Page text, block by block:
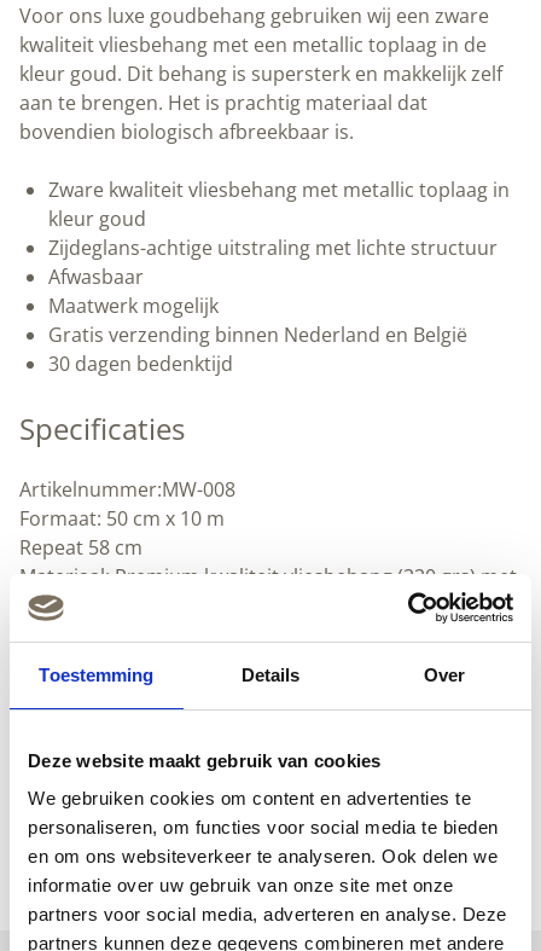
Toestemming Details Over
Deze website maakt gebruik van cookies
We gebruiken cookies om content en advertenties te
personaliseren, om functies voor social media te bieden
en om ons websiteverkeer te analyseren. Ook delen we
informatie over uw gebruik van onze site met onze
partners voor social media, adverteren en analyse. Deze
partners kunnen deze gegevens combineren met andere
Groen
|
50
cm
x
m
Kek
|
Peltenburg
Natuurverf
Voor ons luxe goudbehang gebruiken wij een zware
kwaliteit vliesbehang met een metallic toplaag in de
kleur goud. Dit behang is supersterk en makkelijk zelf
aan te brengen. Het is prachtig materiaal dat
bovendien biologisch afbreekbaar is.
Zware kwaliteit vliesbehang met metallic toplaag in
kleur goud
Zijdeglans-achtige uitstraling met lichte structuur
Afwasbaar
Maatwerk mogelijk
Gratis verzending binnen Nederland en België
30 dagen bedenktijd
Specificaties
Artikelnummer:MW-008
Formaat: 50 cm x 10 m
Repeat 58 cm
Materiaal: Premium kwaliteit vliesbehang (220 grs) met
metallic toplaag
Textuur: Voelbare structuur (Lichte korrel)
Downloads
(Nederlands) (pdf)
(Engels) (pdf)